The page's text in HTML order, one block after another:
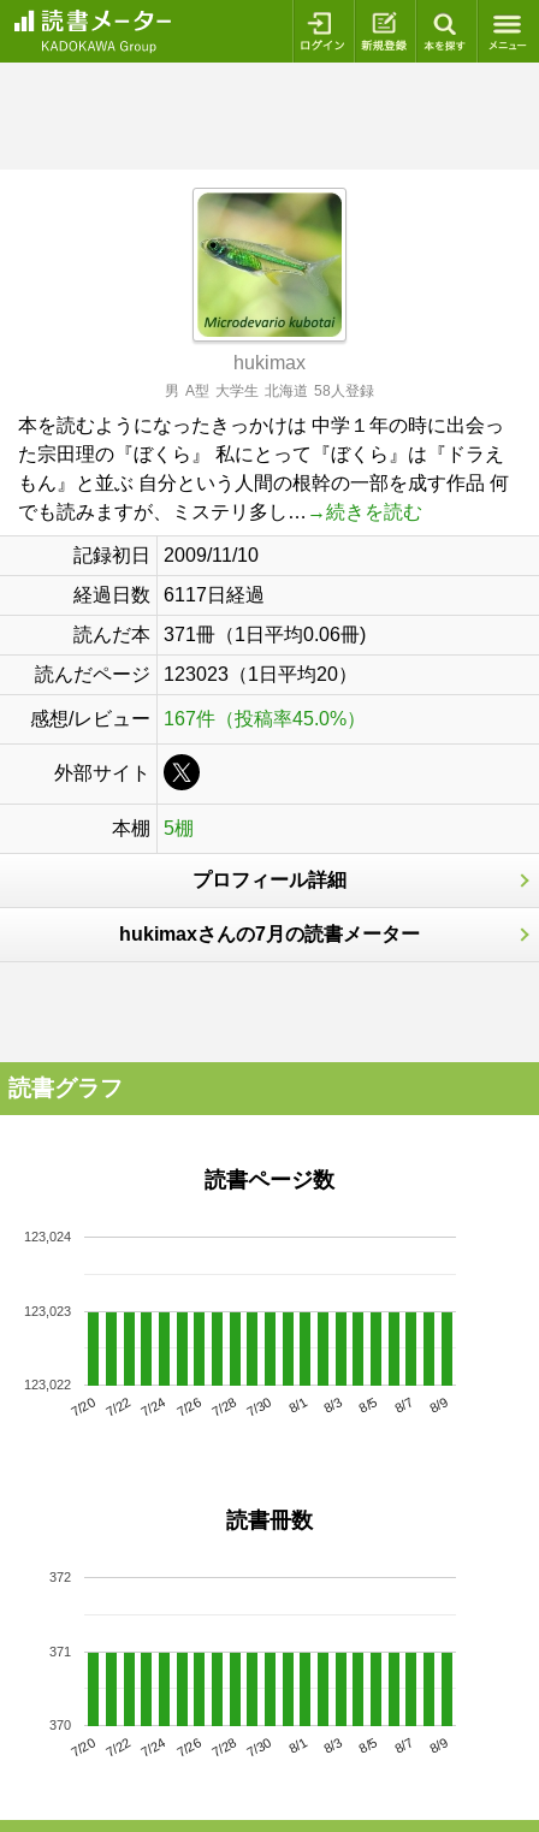
ログイン 新規登録
hukimax
男 A型 大学生 北海道 58人登録
本を読むようになったきっかけは 中学１年の時に出会っ
た宗田理の『ぼくら』 私にとって『ぼくら』は『ドラえ
もん』と並ぶ 自分という人間の根幹の一部を成す作品 何
でも読みますが、ミステリ多し… →続きを読む
記録初日
2009/11/10
経過日数
6117日経過
読んだ本
371冊（1日平均0.06冊)
読んだページ
123023（1日平均20）
感想/レビュー 167件（投稿率45.0%）
外部サイト
本棚 5棚
プロフィール詳細
hukimaxさんの7月の読書メーター
読書グラフ
読書ページ数
7/20 7/22 7/24 7/26 7/28 7/30 8/1 8/3 8/5 8/7 8/9
123,022
123,023
123,024
読書冊数
7/20 7/22 7/24 7/26 7/28 7/30 8/1 8/3 8/5 8/7 8/9
370
371
372